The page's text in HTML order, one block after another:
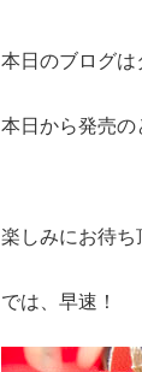
本日のブログは
本日から発売の
楽しみにお待ち
では、早速！